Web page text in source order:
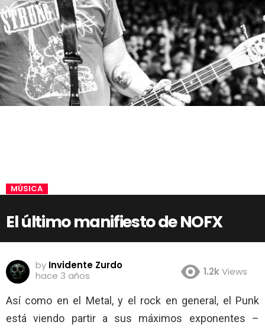
MÚSICA
El último manifiesto de NOFX
by Invidente Zurdo
hace 3 años
1.2kViews
Así como en el Metal, y el rock en general, el Punk
está viendo partir a sus máximos exponentes –